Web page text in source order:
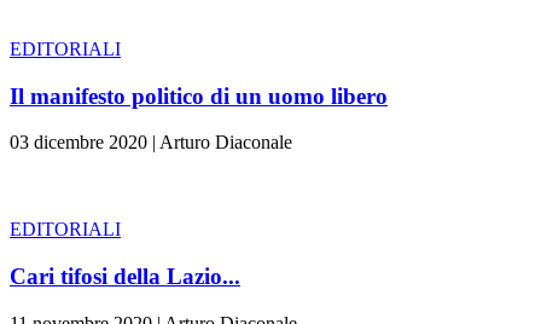
EDITORIALI
Il manifesto politico di un uomo libero
03 dicembre 2020 | Arturo Diaconale
EDITORIALI
Cari tifosi della Lazio...